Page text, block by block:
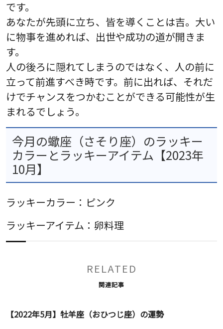
です。
あなたが先頭に立ち、皆を導くことは吉。大い
に物事を進めれば、出世や成功の道が開きま
す。
人の後ろに隠れてしまうのではなく、人の前に
立って前進すべき時です。前に出れば、それだ
けでチャンスをつかむことができる可能性が生
まれるでしょう。
今月の蠍座（さそり座）のラッキー
カラーとラッキーアイテム【2023年
10月】
ラッキーカラー：ピンク
ラッキーアイテム：卵料理
RELATED
関連記事
【2022年5月】牡羊座（おひつじ座）の運勢